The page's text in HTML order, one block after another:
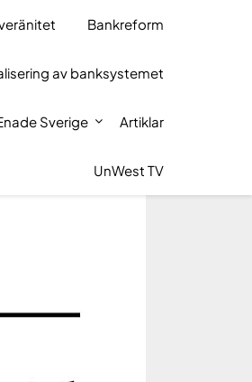
Bankreform
av banksystemet
Sverige Artiklar
UnWest TV